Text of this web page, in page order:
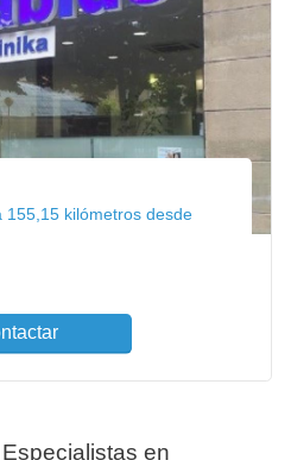
155,15 kilómetros desde
en